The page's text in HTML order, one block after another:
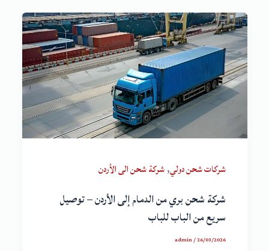
شركات شحن دولي,شركة شحن الى الأردن
شركة شحن بري من الدمام إلى الأردن – توصيل
سريع من الباب للباب
admin/26/03/2026